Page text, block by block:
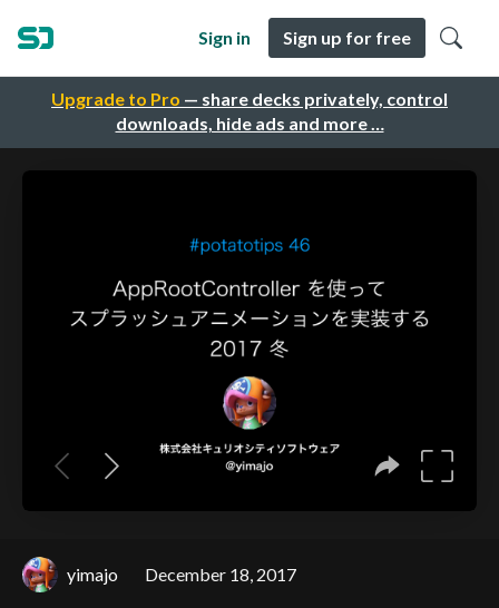
Upgrade to Pro — share decks privately, control
downloads, hide ads and more …
Sign in Sign up for free
yimajo December 18, 2017